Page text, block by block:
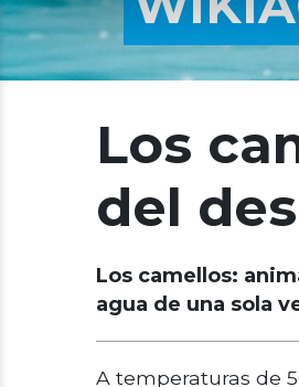
Los
del
Los camellos:
agua de una sola
A temperaturas de